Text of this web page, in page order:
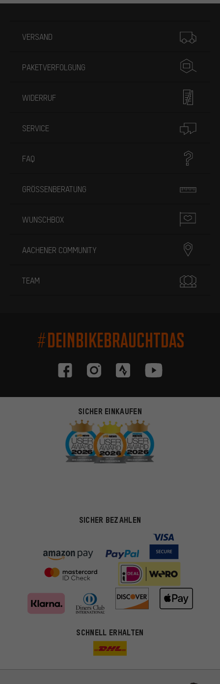
VERSAND
PAKETVERFOLGUNG
WIDERRUF
SERVICE
FAQ
GRÖSSENBERATUNG
WUNSCHBOX
AACHENER COMMUNITY
TEAM
#DEINBIKEBRAUCHTDAS
SICHER EINKAUFEN
SICHER BEZAHLEN
SCHNELL ERHALTEN